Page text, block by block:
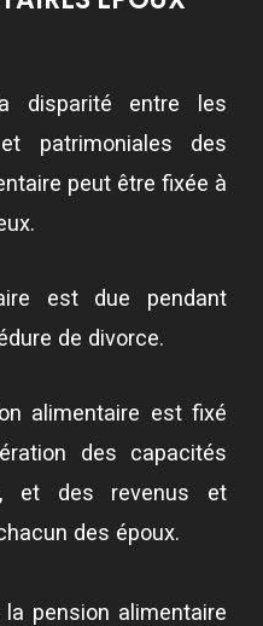
disparité entre les
patrimoniales des
peut être fixée à
est due pendant
de divorce.
alimentaire est fixé
des capacités
et des revenus et
des époux.
pension alimentaire